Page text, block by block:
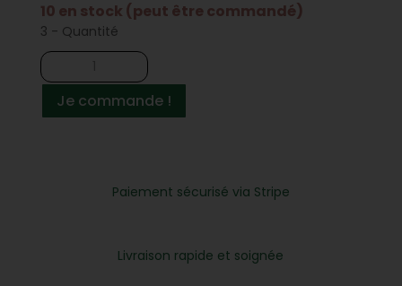
10 en stock (peut être commandé)
3 - Quantité
quantité
de
Whiskey
irlandais
Je commande !
Paiement sécurisé via Stripe
Livraison rapide et soignée